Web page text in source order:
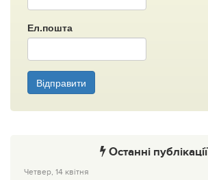
Ел.пошта
Відправити
Останні публікації
Четвер, 14 квітня